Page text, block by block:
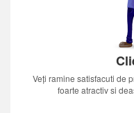
Veți ramine satisfacuti de
foarte atractiv si